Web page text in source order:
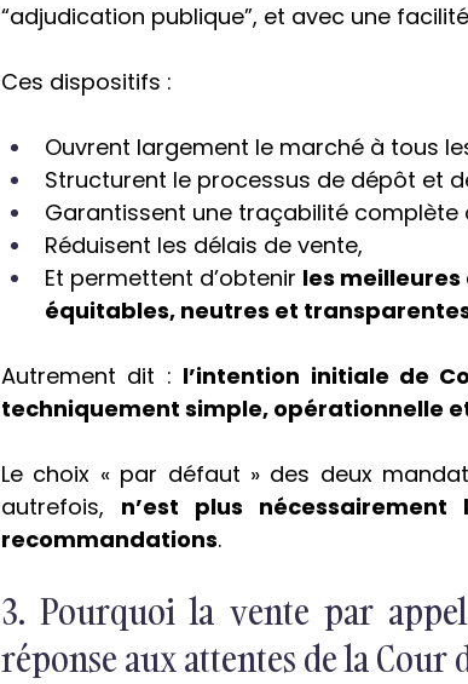
“adjudication publique”, et avec une
Ces dispositifs :
Ouvrent largement le marché à tous
Structurent le processus de dépôt et
Garantissent une traçabilité complète
Réduisent les délais de vente,
Et permettent d’obtenir les
équitables, neutres et
Autrement dit : l’intention initiale de
techniquement simple, opérationnelle
Le choix « par défaut » des deux
autrefois, n’est plus
recommandations.
3. Pourquoi la vente par
réponse aux attentes de la Cour